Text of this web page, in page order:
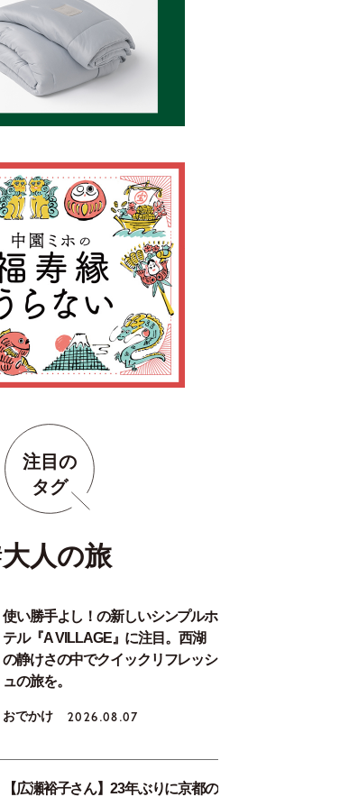
注目の
タグ
人の旅
使い勝手よし！の新しいシンプルホ
テル『A VILLAGE』に注目。西湖
の静けさの中でクイックリフレッシ
ュの旅を。
おでかけ 2026.08.07
【広瀬裕子さん】23年ぶりに京都の